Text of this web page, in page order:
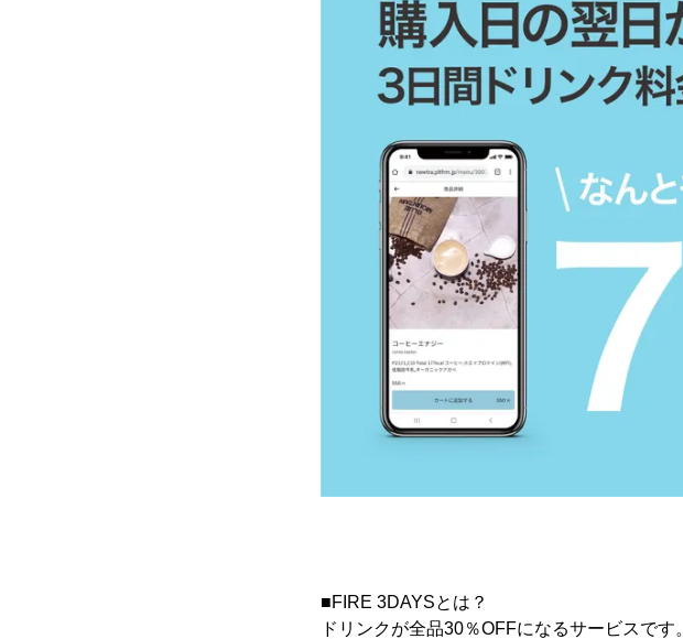
■FIRE 3DAYSとは？
ドリンクが全品30％OFFになるサービスで